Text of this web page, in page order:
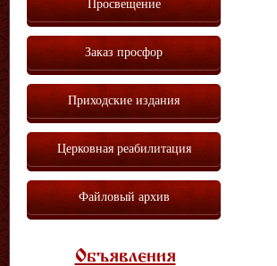
Заказ просфор
Приходские издания
Церковная реабилитация
Файловый архив
Объявления